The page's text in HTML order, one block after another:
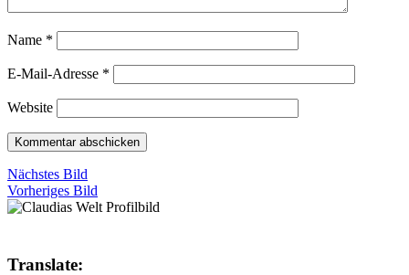
Name *
E-Mail-Adresse *
Website
Nächstes Bild
Vorheriges Bild
Translate: